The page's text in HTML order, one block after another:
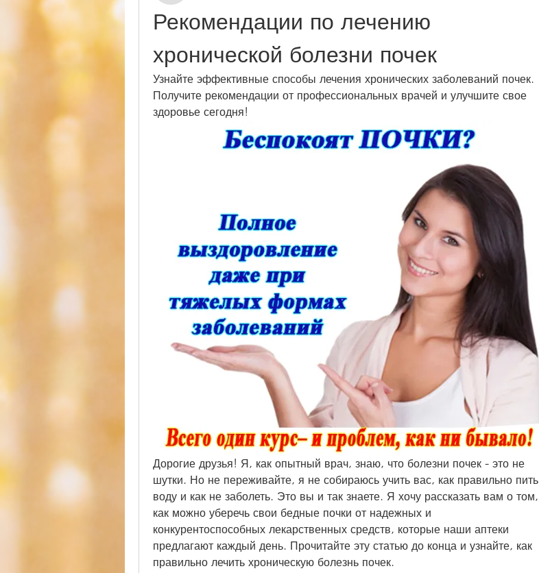
Рекомендации по лечению
хронической болезни почек
Узнайте эффективные способы лечения хронических заболеваний почек.
Получите рекомендации от профессиональных врачей и улучшите свое
здоровье сегодня!
Дорогие друзья! Я, как опытный врач, знаю, что болезни почек - это не
шутки. Но не переживайте, я не собираюсь учить вас, как правильно пить
воду и как не заболеть. Это вы и так знаете. Я хочу рассказать вам о том,
как можно уберечь свои бедные почки от надежных и
конкурентоспособных лекарственных средств, которые наши аптеки
предлагают каждый день. Прочитайте эту статью до конца и узнайте, как
правильно лечить хроническую болезнь почек.